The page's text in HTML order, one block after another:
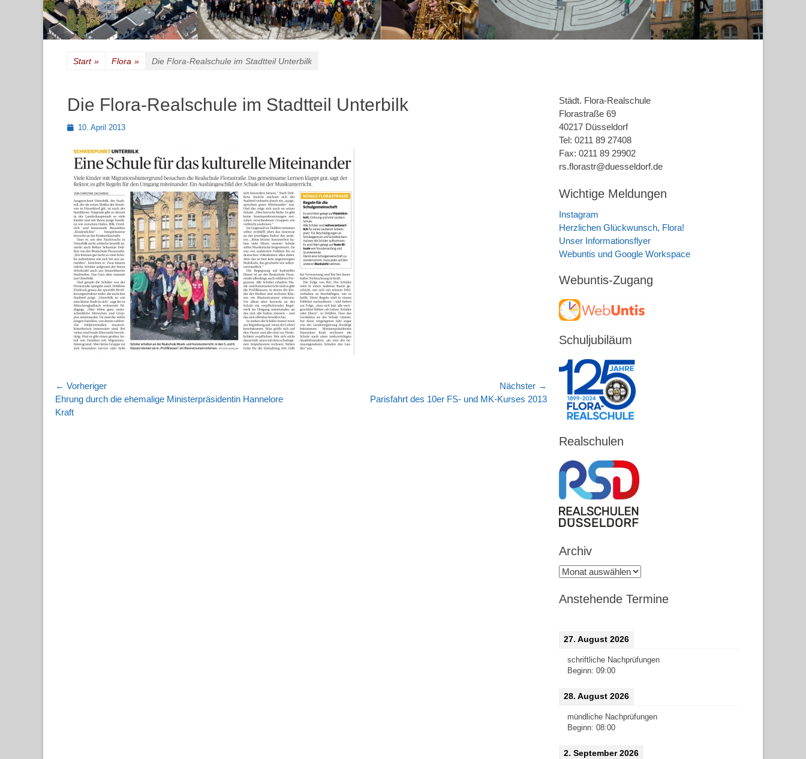
Start » Flora » Die Flora-Realschule im Stadtteil Unterbilk
Die Flora-Realschule im Stadtteil Unterbilk
Posted10. April 2013
Beitragsnavigation
← Vorheriger
Vorheriger
Beitrag:
Ehrung durch die ehemalige Ministerpräsidentin Hannelore
Kraft
Nächster →
Parisfahrt des 10er FS- und MK-Kurses 2013
Städt. Flora-Realschule
Florastraße 69
40217 Düsseldorf
Tel: 0211 89 27408
Fax: 0211 89 29902
rs.florastr@duesseldorf.de
Wichtige Meldungen
Instagram
Herzlichen Glückwunsch, Flora!
Unser Informationsflyer
Webuntis und Google Workspace
Webuntis-Zugang
Schuljubiläum
Realschulen
Archiv
Archiv
Anstehende Termine
27. August 2026
schriftliche Nachprüfungen
Beginn: 09:00
28. August 2026
mündliche Nachprüfungen
Beginn: 08:00
2. September 2026